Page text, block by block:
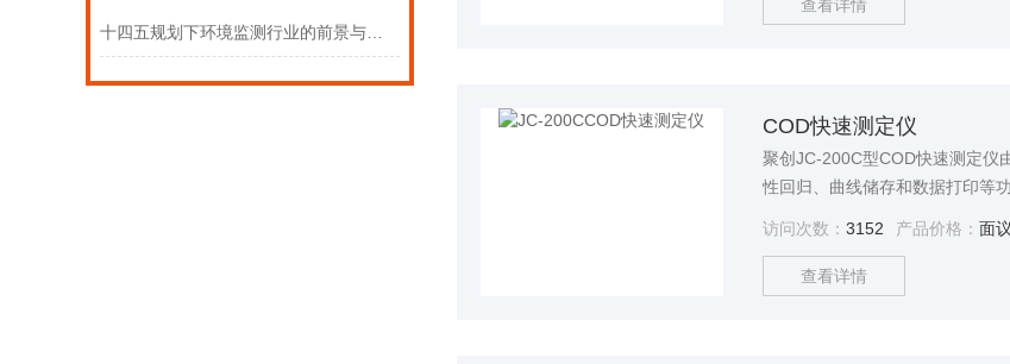
查看详情
COD快速测定仪
聚创JC-200C型COD快速测定仪
性回归、曲线储存和数据打印等
代人工的快速测定COD指标的一
访问次数：3152 产品价格：面议
查看详情